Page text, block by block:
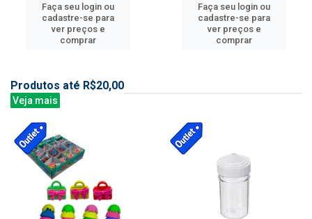
Faça seu login ou
cadastre-se para
ver preços e
comprar
Faça seu login ou
cadastre-se para
ver preços e
comprar
Produtos até R$20,00
Veja mais